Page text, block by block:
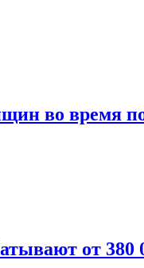
во время
от 380